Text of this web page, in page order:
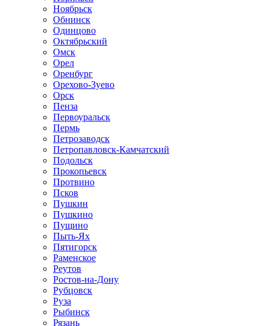
Ноябрьск
Обнинск
Одинцово
Октябрьский
Омск
Орел
Оренбург
Орехово-Зуево
Орск
Пенза
Первоуральск
Пермь
Петрозаводск
Петропавловск-Камчатский
Подольск
Прокопьевск
Протвино
Псков
Пушкин
Пушкино
Пущино
Пыть-Ях
Пятигорск
Раменское
Реутов
Ростов-на-Дону
Рубцовск
Руза
Рыбинск
Рязань